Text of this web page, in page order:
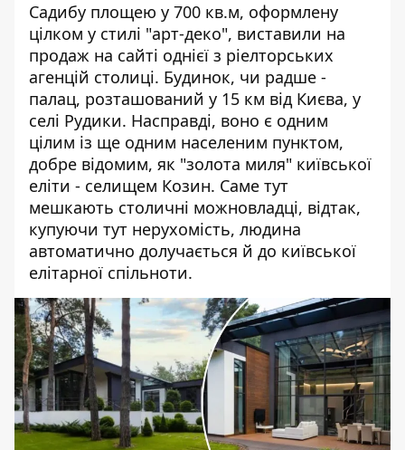
Садибу площею у 700 кв.м, оформлену
цілком у стилі "арт-деко", виставили на
продаж на сайті однієї з ріелторських
агенцій столиці. Будинок, чи радше -
палац, розташований у 15 км від Києва, у
селі Рудики. Насправді, воно є одним
цілим із ще одним населеним пунктом,
добре відомим, як "золота миля" київської
еліти - селищем Козин. Саме тут
мешкають столичні можновладці, відтак,
купуючи тут нерухомість, людина
автоматично долучається й до київської
елітарної спільноти.